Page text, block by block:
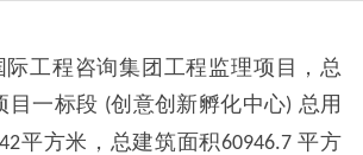
际工程咨询集团工程监理项目，总
目一标段 (创意创新孵化中心) 总用
平方米，总建筑面积60946.7 平方